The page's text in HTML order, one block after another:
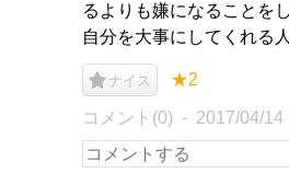
るよりも嫌になることを
自分を大事にしてくれる
ナイス ★2
コメント(0) 2017/04/14